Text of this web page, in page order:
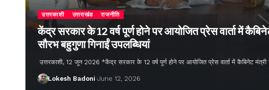
उत्तरकाशी उत्तराखंड राजनीति
केंद्र सरकार के 12 वर्ष पूर्ण होने पर आयोजित प्रेस वार्ता में
सौरभ बहुगुणा गिनाईं उपलब्धियां
उत्तरकाशी, 12 जून 2026 *केंद्र सरकार के 12 वर्ष पूर्ण होने पर आयोजित प्रेस वार्ता में कैबिनेट मंत्री
Lokesh Badoni June 12, 2026